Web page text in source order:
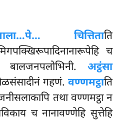
चित्तिताति
च
बालजनपलोभिनी. अट्ठंसा
गहणं. वण्णमट्ठाति
तथा वण्णमट्ठा न
च नानावण्णेहि सुत्तेहि